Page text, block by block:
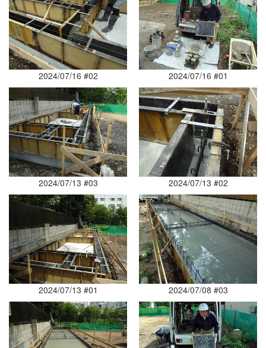
2024/07/16 #02 2024/07/16 #01
2024/07/13 #03 2024/07/13 #02
2024/07/13 #01 2024/07/08 #03